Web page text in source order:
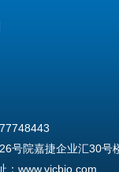
号院嘉捷企业汇30号
：www.vicbio.com